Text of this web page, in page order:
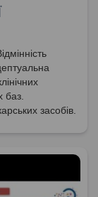
баз.
засобів.